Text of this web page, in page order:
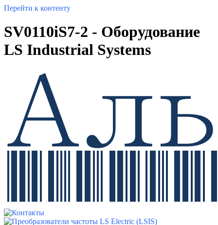
Перейти к контенту
SV0110iS7-2 - Оборудование
LS Industrial Systems